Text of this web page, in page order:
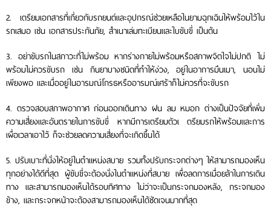
2. เตรียมเอกสารที่เกี่ยวกับรถยนต์และอุปกรณ์ช่วยเหลือในยามฉุกเฉินให้พร้อมไว้ใน
รถเสมอ เช่น เอกสารประกันภัย, สำเนาเล่มทะเบียนและใบขับขี่ เป็นต้น
3. อย่าขับรถในสภาวะที่ไม่พร้อม หากร่างกายไม่พร้อมหรือสภาพจิตใจไม่ปกติ ไม่
พร้อมไม่ควรขับรถ เช่น กินยาบางชนิดที่ทำให้ง่วง, อยู่ในอาการมึนเมา, นอนไม่
เพียงพอ และเมื่ออยู่ในอารมณ์โกรธหรืออารมณ์เศร้าก็ไม่ควรที่จะขับรถ
4. ตรวจสอบสภาพอากาศ ก่อนออกเดินทาง ฝน ลม หมอก ต่างเป็นปัจจัยที่เพิ่ม
ความเสี่ยงและอันตรายในการขับขี่ หากมีการเตรียมตัวเ ตรียมรถให้พร้อมและการ
เผื่อเวลาเอาไว้ ก็จะช่วยลดความเสี่ยงที่จะเกิดขึ้นได้
5. ปรับเบาะที่นั่งให้อยู่ในตำแหน่งสบาย รวมทั้งปรับกระจกต่างๆ ให้สามารถมองเห็น
ทุกอย่างได้ดีที่สุด ผู้ขับขี่จะต้องนั่งในตำแหน่งที่สบาย เพื่อลดการเมื่อยล้าในการเดิน
ทาง และสามารถมองเห็นได้รอบทิศทาง ไม่ว่าจะเป็นกระจกมองหลัง, กระจกมอง
ข้าง, และกระจกหน้าจะต้องสามารถมองเห็นได้ชัดเจนมากที่สุด